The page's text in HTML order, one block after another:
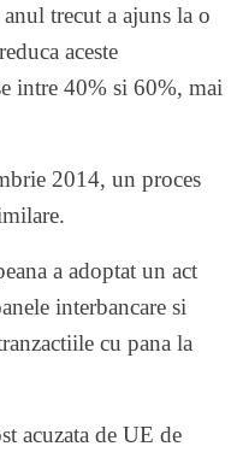
trecut a ajuns la o
aceste
intre 40% si 60%, mai
2014, un proces
a adoptat un act
interbancare si
cu pana la
acuzata de UE de